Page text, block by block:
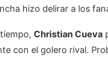
hizo delirar a los
Christian Cueva
con el golero rival.